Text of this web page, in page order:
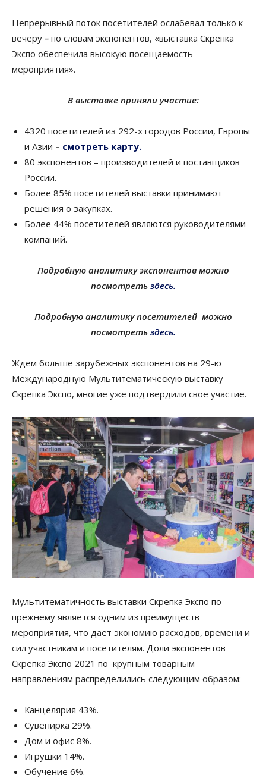
Непрерывный поток посетителей ослабевал только к
вечеру – по словам экспонентов, «выставка Скрепка
Экспо обеспечила высокую посещаемость
мероприятия».
В выставке приняли участие:
4320 посетителей из 292-х городов России, Европы
и Азии – смотреть карту.
80 экспонентов – производителей и поставщиков
России.
Более 85% посетителей выставки принимают
решения о закупках.
Более 44% посетителей являются руководителями
компаний.
Подробную аналитику экспонентов можно
посмотреть здесь.
Подробную аналитику посетителей можно
посмотреть здесь.
Ждем больше зарубежных экспонентов на 29-ю
Международную Мультитематическую выставку
Скрепка Экспо, многие уже подтвердили свое участие.
Мультитематичность выставки Скрепка Экспо по-
прежнему является одним из преимуществ
мероприятия, что дает экономию расходов, времени и
сил участникам и посетителям. Доли экспонентов
Скрепка Экспо 2021 по крупным товарным
направлениям распределились следующим образом:
Канцелярия 43%.
Сувенирка 29%.
Дом и офис 8%.
Игрушки 14%.
Обучение 6%.